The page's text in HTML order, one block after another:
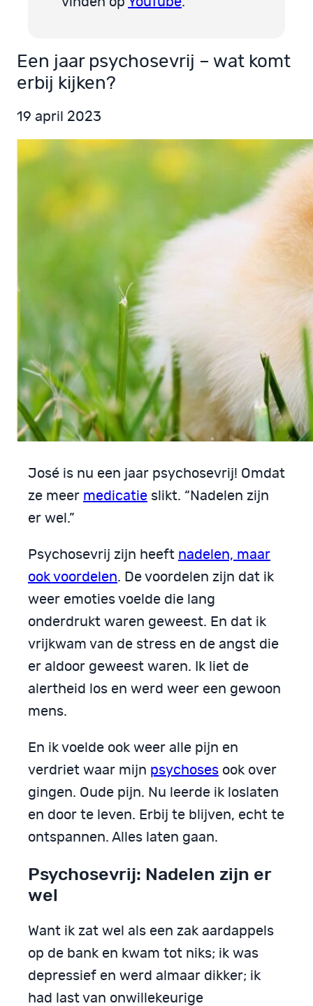
Een jaar psychosevrij – wat komt
erbij kijken?
19 april 2023
José is nu een jaar psychosevrij! Omdat
ze meer medicatie slikt. “Nadelen zijn
er wel.”
Psychosevrij zijn heeft nadelen, maar
ook voordelen. De voordelen zijn dat ik
weer emoties voelde die lang
onderdrukt waren geweest. En dat ik
vrijkwam van de stress en de angst die
er aldoor geweest waren. Ik liet de
alertheid los en werd weer een gewoon
mens.
En ik voelde ook weer alle pijn en
verdriet waar mijn psychoses ook over
gingen. Oude pijn. Nu leerde ik loslaten
en door te leven. Erbij te blijven, echt te
ontspannen. Alles laten gaan.
Psychosevrij: Nadelen zijn er
wel
Want ik zat wel als een zak aardappels
op de bank en kwam tot niks; ik was
depressief en werd almaar dikker; ik
had last van onwillekeurige